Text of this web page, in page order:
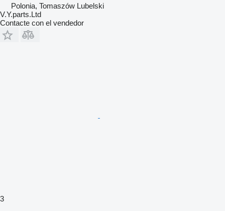
Polonia, Tomaszów Lubelski
V.Y.parts.Ltd
Contacte con el vendedor
3